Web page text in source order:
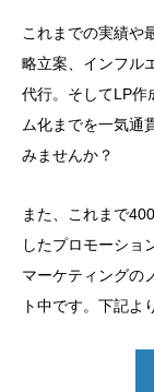
これまでの実績や
略立案、インフル
代行。そしてLP作
ム化までを一気通
みませんか？
また、これまで
したプロモーショ
マーケティングの
ト中です。下記よ